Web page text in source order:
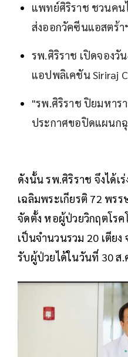
แพทย์ศิริราช ชวนคน
ส่งออกวัคซีนแอสตร้า
รพ.ศิริราช เปิดจองวั
แอปพลิเคชัน Siriraj
"รพ.ศิริราช ปิยมหาร
ประกาศขอปิดแผนก
ดังนั้น รพ.ศิริราช จึงได้เ
เฉลิมพระเกียรติ 72 พร
จัดตั้ง หอผู้ป่วยวิกฤตโร
เป็นจำนวนรวม 20 เตียง
รับผู้ป่วยได้ในวันที่ 30 ส.